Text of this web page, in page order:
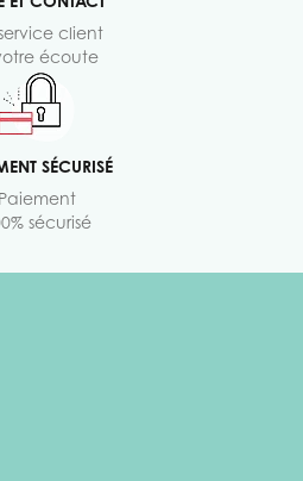
client
écoute
SÉCURISÉ
Paiement
sécurisé